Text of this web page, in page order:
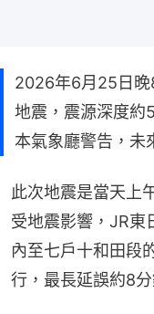
2026年6月25日
地震，震源深度約
本氣象廳警告，未
此次地震是當天上
受地震影響，JR東
內至七戶十和田段
行，最長延誤約8分